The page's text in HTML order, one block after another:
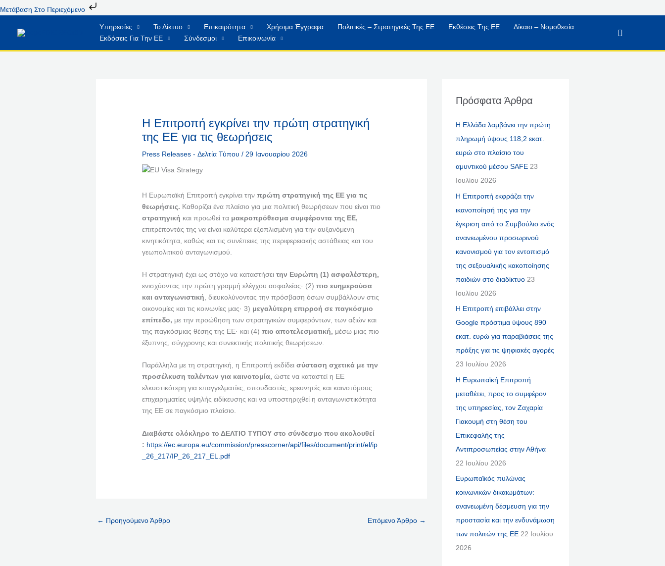
Μετάβαση Στο Περιεχόμενο
Στο
Περιεχόμενο
Υπηρεσίες Το Δίκτυο Επικαιρότητα Χρήσιμα Έγγραφα Πολιτικές – Στρατηγικές Της ΕΕ Εκθέσεις Της ΕΕ
Δίκαιο – Νομοθεσία
Εκδόσεις Για Την ΕΕ
Σύνδεσμοι Επικοινωνία
Αναζήτηση
Η Επιτροπή εγκρίνει την πρώτη στρατηγική
της ΕΕ για τις θεωρήσεις
Press Releases - Δελτία Τύπου / 29 Ιανουαρίου 2026
Η Ευρωπαϊκή Επιτροπή εγκρίνει τηνπρώτη στρατηγική της ΕΕ για τις
θεωρήσεις. Καθορίζει ένα πλαίσιο για μια πολιτική θεωρήσεων που είναι πιο
στρατηγική και προωθεί τα μακροπρόθεσμα συμφέροντα της ΕΕ,
επιτρέποντάς της να είναι καλύτερα εξοπλισμένη για την αυξανόμενη
κινητικότητα, καθώς και τις συνέπειες της περιφερειακής αστάθειας και του
γεωπολιτικού ανταγωνισμού.
Η στρατηγική έχει ως στόχο να καταστήσει την Ευρώπη (1) ασφαλέστερη,
ενισχύοντας την πρώτη γραμμή ελέγχου ασφαλείας· (2) πιο ευημερούσα
και ανταγωνιστική , διευκολύνοντας την πρόσβαση όσων συμβάλλουν στις
οικονομίες και τις κοινωνίες μας· 3) μεγαλύτερη επιρροή σε παγκόσμιο
επίπεδο, με την προώθηση των στρατηγικών συμφερόντων, των αξιών και
της παγκόσμιας θέσης της ΕΕ· και (4) πιο αποτελεσματική, μέσω μιας πιο
έξυπνης, σύγχρονης και συνεκτικής πολιτικής θεωρήσεων.
Παράλληλα με τη στρατηγική, η Επιτροπή εκδίδει σύσταση σχετικά με την
προσέλκυση ταλέντων για καινοτομία, ώστε να καταστεί η ΕΕ
ελκυστικότερη για επαγγελματίες, σπουδαστές, ερευνητές και καινοτόμους
επιχειρηματίες υψηλής ειδίκευσης και να υποστηριχθεί η ανταγωνιστικότητα
της ΕΕ σε παγκόσμιο πλαίσιο.
Διαβάστε ολόκληρο το ΔΕΛΤΙΟ ΤΥΠΟΥ στο σύνδεσμο που ακολουθεί
: https://ec.europa.eu/commission/presscorner/api/files/document/print/el/ip
_26_217/IP_26_217_EL.pdf
← Προηγούμενο Άρθρο Επόμενο Άρθρο →
Πρόσφατα Άρθρα
Η Ελλάδα λαμβάνει την πρώτη
πληρωμή ύψους 118,2 εκατ.
ευρώ στο πλαίσιο του
αμυντικού μέσου SAFE 23
Ιουλίου 2026
Η Επιτροπή εκφράζει την
ικανοποίησή της για την
έγκριση από το Συμβούλιο ενός
ανανεωμένου προσωρινού
κανονισμού για τον εντοπισμό
της σεξουαλικής κακοποίησης
παιδιών στο διαδίκτυο 23
Ιουλίου 2026
Η Επιτροπή επιβάλλει στην
Google πρόστιμα ύψους 890
εκατ. ευρώ για παραβιάσεις της
πράξης για τις ψηφιακές αγορές
23 Ιουλίου 2026
Η Ευρωπαϊκή Επιτροπή
μεταθέτει, προς το συμφέρον
της υπηρεσίας, τον Ζαχαρία
Γιακουμή στη θέση του
Επικεφαλής της
Αντιπροσωπείας στην Αθήνα
22 Ιουλίου 2026
Ευρωπαϊκός πυλώνας
κοινωνικών δικαιωμάτων:
ανανεωμένη δέσμευση για την
προστασία και την ενδυνάμωση
των πολιτών της ΕΕ 22 Ιουλίου
2026